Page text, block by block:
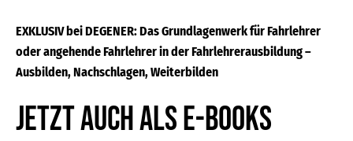
EXKLUSIV bei DEGENER: Das Grundlagenwerk für Fahrlehrer
oder angehende Fahrlehrer in der Fahrlehrerausbildung –
Ausbilden, Nachschlagen, Weiterbilden
Jetzt auch als E-Books